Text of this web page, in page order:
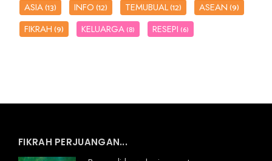
ASIA(13) INFO(12) TEMUBUAL(12) ASEAN(9)
FIKRAH(9) KELUARGA (8) RESEPI (6)
FIKRAH PERJUANGAN...